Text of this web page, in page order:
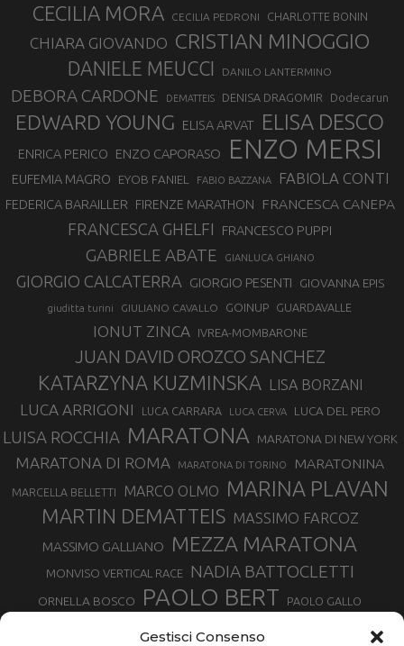
Gestisci Consenso
CECILIA MORA CECILIA PEDRONI CHARLOTTE BONIN
CHIARA GIOVANDO CRISTIAN MINOGGIO
DANIELE MEUCCI DANILO LANTERMINO
DEBORA CARDONE DEMATTEIS DENISA DRAGOMIR Dodecarun
EDWARD YOUNG ELISA ARVAT ELISA DESCO
ENRICA PERICO ENZO CAPORASO ENZO MERSI
EUFEMIA MAGRO EYOB FANIEL FABIO BAZZANA FABIOLA CONTI
FEDERICA BARAILLER FIRENZE MARATHON FRANCESCA CANEPA
FRANCESCA GHELFI FRANCESCO PUPPI
GABRIELE ABATE GIANLUCA GHIANO
GIORGIO CALCATERRA GIORGIO PESENTI GIOVANNA EPIS
giuditta turini GIULIANO CAVALLO GOINUP GUARDAVALLE
IONUT ZINCA IVREA-MOMBARONE
JUAN DAVID OROZCO SANCHEZ
KATARZYNA KUZMINSKA LISA BORZANI
LUCA ARRIGONI LUCA CARRARA LUCA CERVA LUCA DEL PERO
LUISA ROCCHIA MARATONA MARATONA DI NEW YORK
MARATONA DI ROMA MARATONA DI TORINO MARATONINA
MARCELLA BELLETTI MARCO OLMO MARINA PLAVAN
MARTIN DEMATTEIS MASSIMO FARCOZ
MASSIMO GALLIANO MEZZA MARATONA
MONVISO VERTICAL RACE NADIA BATTOCLETTI
ORNELLA BOSCO PAOLO BERT PAOLO GALLO